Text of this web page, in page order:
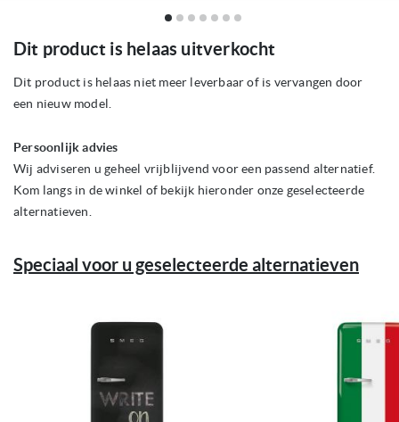
naar
begin
van
Dit product is helaas uitverkocht
Dit product is helaas niet meer leverbaar of is vervangen door
een nieuw model.
Persoonlijk advies
Wij adviseren u geheel vrijblijvend voor een passend alternatief.
Kom langs in de winkel of bekijk hieronder onze geselecteerde
alternatieven.
Speciaal voor u geselecteerde alternatieven